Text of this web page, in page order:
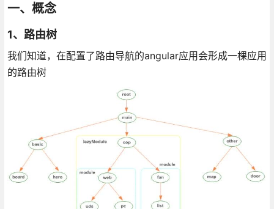
一、概念
1、路由树
我们知道，在配置了路由导航的angular应用会形成一棵应用
的路由树